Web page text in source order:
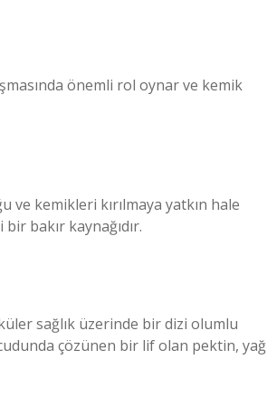
önemli rol oynar ve kemik
ve kemikleri kırılmaya yatkın hale
bakır kaynağıdır.
sağlık üzerinde bir dizi olumlu
çözünen bir lif olan pektin, yağ